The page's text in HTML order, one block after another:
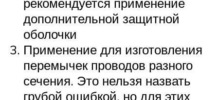
дополнительной защитной
оболочки
Применение для изготовления
перемычек проводов разного
сечения. Это нельзя назвать
грубой ошибкой, но для этих